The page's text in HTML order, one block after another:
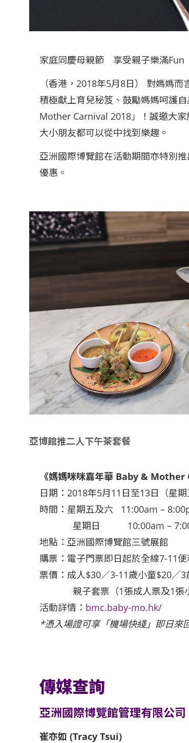
家庭同慶母親節 享受親子樂滿Fun
（香港，2018年5月8日） 對媽媽
積極獻上育兒秘笈、鼓勵媽媽呵護
Mother Carnival 2018」！誠邀大
大小朋友都可以從中找到樂趣。
亞洲國際博覽館在活動期間亦特別
優惠。
亞博館推二人下午茶套餐
《媽媽咪咪嘉年華 Baby & Mother
日期：2018年5月11日至13日（星期
時間：星期五及六 11:00am –
星期日 10:00am –
地點：亞洲國際博覽館三號展館
購票：電子門票即日起於全線7-11
票價：成人$30／3-11歲小童$20／
親子套票（1張成人票及1張
活動詳情： bmc.baby-mo.hk/
*憑入場證可享「機場快綫」即日來
傳媒查詢
亞洲國際博覽館管理有限公司
崔亦如 (Tracy Tsui)